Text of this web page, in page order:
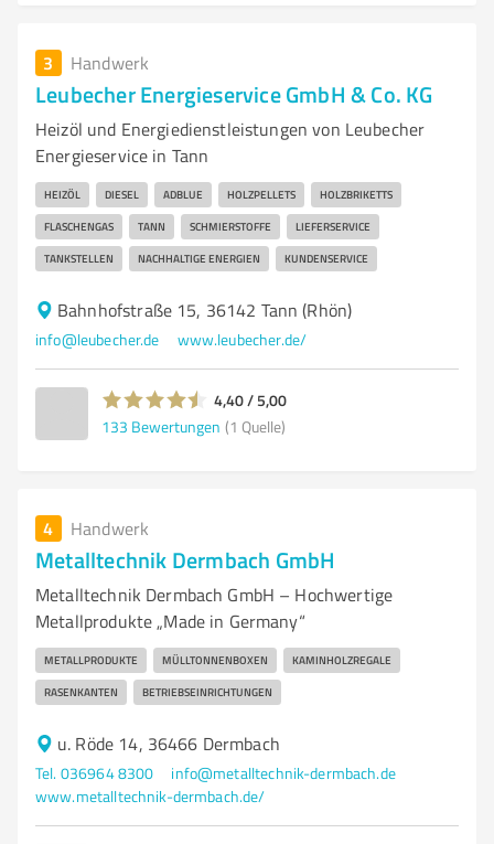
3 Handwerk
Leubecher Energieservice GmbH & Co. KG
Heizöl und Energiedienstleistungen von Leubecher
Energieservice in Tann
HEIZÖL DIESEL ADBLUE HOLZPELLETS HOLZBRIKETTS
FLASCHENGAS TANN SCHMIERSTOFFE LIEFERSERVICE
TANKSTELLEN NACHHALTIGE ENERGIEN KUNDENSERVICE
Bahnhofstraße 15, 36142 Tann (Rhön)
info@leubecher.de www.leubecher.de/
4,40 / 5,00
133 Bewertungen (1 Quelle)
4 Handwerk
Metalltechnik Dermbach GmbH
Metalltechnik Dermbach GmbH – Hochwertige
Metallprodukte „Made in Germany“
METALLPRODUKTE MÜLLTONNENBOXEN KAMINHOLZREGALE
RASENKANTEN BETRIEBSEINRICHTUNGEN
u. Röde 14, 36466 Dermbach
Tel. 036964 8300
info@metalltechnik-dermbach.de
www.metalltechnik-dermbach.de/